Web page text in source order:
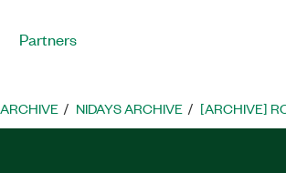
Partners
NIDAYS ARCHIVE [ARCHIVE]